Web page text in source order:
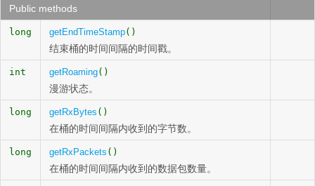
Public methods
long getEndTimeStamp()
结束桶的时间间隔的时间戳。
int getRoaming()
漫游状态。
long getRxBytes ()
在桶的时间间隔内收到的字节数。
long getRxPackets ()
在桶的时间间隔内收到的数据包数量。